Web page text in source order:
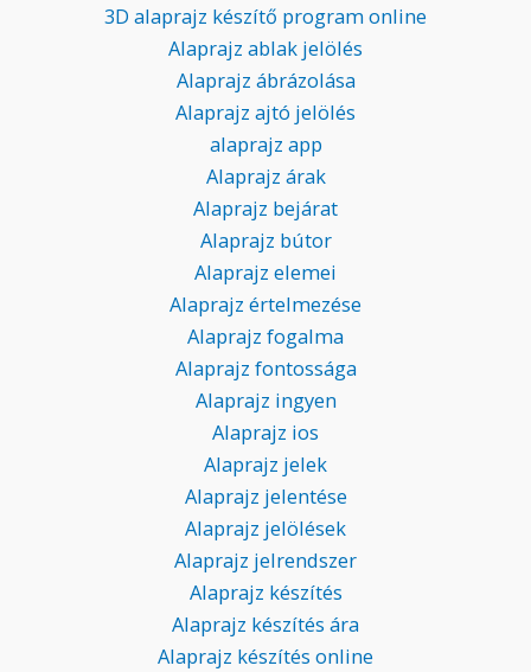
3D alaprajz készítő program online
Alaprajz ablak jelölés
Alaprajz ábrázolása
Alaprajz ajtó jelölés
alaprajz app
Alaprajz árak
Alaprajz bejárat
Alaprajz bútor
Alaprajz elemei
Alaprajz értelmezése
Alaprajz fogalma
Alaprajz fontossága
Alaprajz ingyen
Alaprajz ios
Alaprajz jelek
Alaprajz jelentése
Alaprajz jelölések
Alaprajz jelrendszer
Alaprajz készítés
Alaprajz készítés ára
Alaprajz készítés online